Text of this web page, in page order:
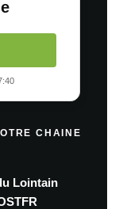
CHAINE
Lointain